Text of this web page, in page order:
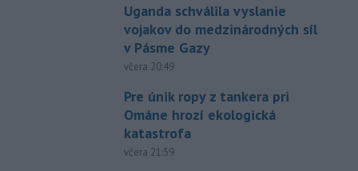
Uganda schválila vyslanie
vojakov do medzinárodných síl
v Pásme Gazy
včera 20:49
Pre únik ropy z tankera pri
Ománe hrozí ekologická
katastrofa
včera 21:59